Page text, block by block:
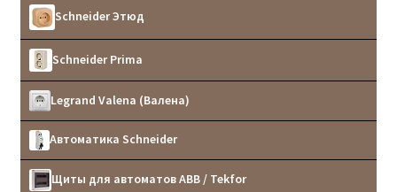
Schneider Этюд
Schneider Prima
Legrand Valena (Валена)
Автоматика Schneider
Щиты для автоматов ABB / Tekfor